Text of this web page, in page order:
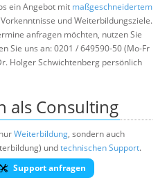
ein Angebot mit maßgeschneidertem
und Weiterbildungsziele.
anfragen möchten, nutzen Sie
Sie uns an: 0201 / 649590-50 (Mo-Fr
Holger Schwichtenberg persönlich
als Consulting
Weiterbildung, sondern auch
undtechnischen Support.
Support anfragen